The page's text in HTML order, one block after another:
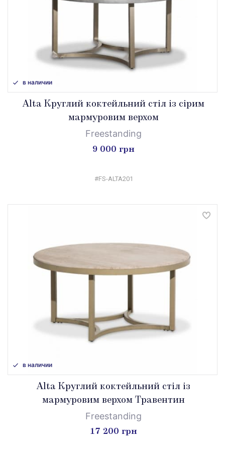
в наличии
Alta Круглий коктейльний стіл із сірим
мармуровим верхом
Freestanding
9 000 грн
#FS-ALTA201
в наличии
Alta Круглий коктейльний стіл із
мармуровим верхом Травентин
Freestanding
17 200 грн